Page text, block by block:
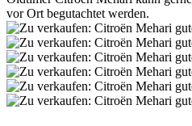
vor Ort begutachtet werden.